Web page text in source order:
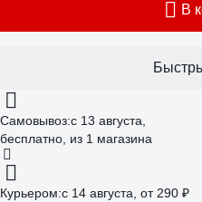
В
Самовывоз:c 13 августа,
бесплатно , из 1 магазина
Курьером:c 14 августа, от 290 ₽